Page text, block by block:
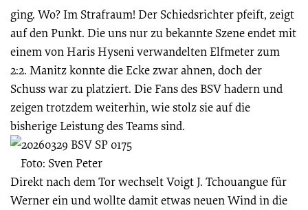
ging. Wo? Im Strafraum! Der Schiedsrichter pfeift, zeigt
auf den Punkt. Die uns nur zu bekannte Szene endet mit
einem von Haris Hyseni verwandelten Elfmeter zum
2:2. Manitz konnte die Ecke zwar ahnen, doch der
Schuss war zu platziert. Die Fans des BSV hadern und
zeigen trotzdem weiterhin, wie stolz sie auf die
bisherige Leistung des Teams sind.
Foto: Sven Peter
Direkt nach dem Tor wechselt Voigt J. Tchouangue für
Werner ein und wollte damit etwas neuen Wind in die